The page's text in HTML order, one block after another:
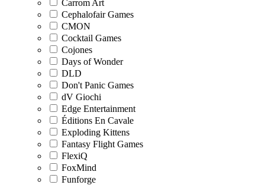
Carrom Art
Cephalofair Games
CMON
Cocktail Games
Cojones
Days of Wonder
DLD
Don't Panic Games
dV Giochi
Edge Entertainment
Éditions En Cavale
Exploding Kittens
Fantasy Flight Games
FlexiQ
FoxMind
Funforge